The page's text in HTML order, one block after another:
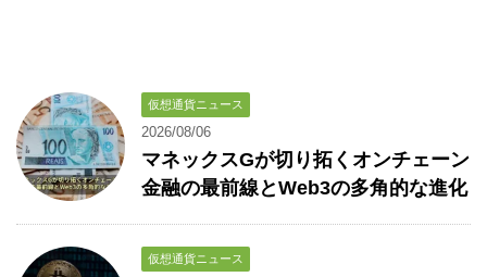
仮想通貨ニュース
2026/08/06
マネックスGが切り拓くオンチェーン
金融の最前線とWeb3の多角的な進化
仮想通貨ニュース